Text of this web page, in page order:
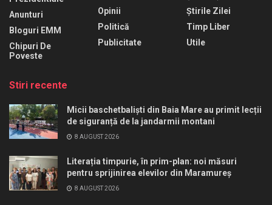
Anunturi
Bloguri EMM
Chipuri De
Poveste
Opinii
Politică
Publicitate
Știrile Zilei
Timp Liber
Utile
Stiri recente
Micii baschetbaliști din Baia Mare au primit lecții
de siguranță de la jandarmii montani
8 AUGUST 2026
Literația timpurie, în prim-plan: noi măsuri
pentru sprijinirea elevilor din Maramureș
8 AUGUST 2026